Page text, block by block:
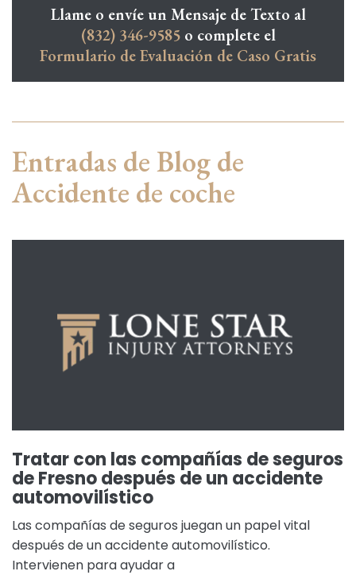
Llame o envíe un Mensaje de Texto al
(832) 346-9585o complete el
Formulario de Evaluación de Caso Gratis
Entradas de Blog de
Accidente de coche
Tratar con las compañías de seguros
de Fresno después de un accidente
automovilístico
Las compañías de seguros juegan un papel vital
después de un accidente automovilístico.
Intervienen para ayudar a